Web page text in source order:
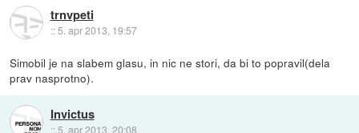
trnvpeti
::5. apr 2013, 19:57
Simobil je na slabem glasu, in nic ne stori, da bi to popravil(dela
prav nasprotno).
Invictus
:: 5. apr 2013, 20:08